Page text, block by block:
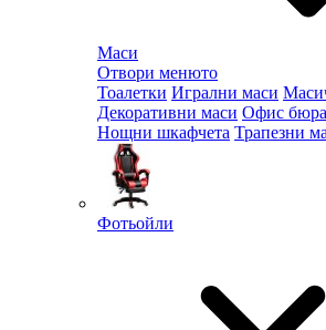
Маси
Отвори менюто
Тоалетки Игрални маси
Декоративни маси Офис бюра
Нощни шкафчета Трапезни
Фотьойли